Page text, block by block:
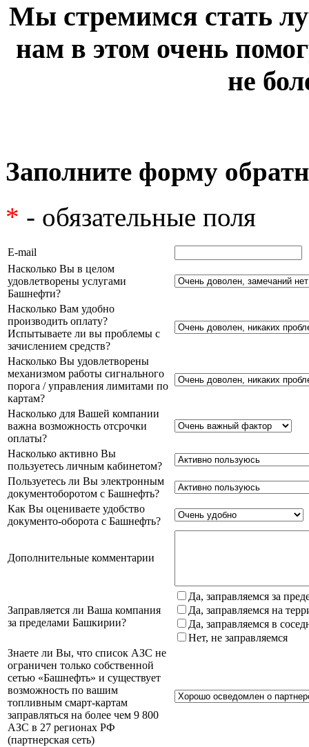
Мы стремимся стать
нам в этом очень
не
Заполните форму
* - обязательные поля
E-mail
Насколько Вы в целом
удовлетворены услугами
Башнефти?
Насколько Вам удобно
производить оплату?
Испытываете ли вы проблемы с
зачислением средств?
Насколько Вы удовлетворены
механизмом работы сигнального
порога / управления лимитами по
картам?
Насколько для Вашей компании
важна возможность отсрочки
оплаты?
Насколько активно Вы
пользуетесь личным кабинетом?
Пользуетесь ли Вы электронным
документоборотом с Башнефть?
Как Вы оцениваете удобство
документо-оборота с Башнефть?
Дополнительные комментарии
Заправляется ли Ваша компания
за пределами Башкирии?
Да, заправляемся за
Да, заправляемся на
Да, заправляемся в
Нет, не заправляемся
Знаете ли Вы, что список АЗС не
ограничен только собственной
сетью «Башнефть» и существует
возможность по вашим
топливным смарт-картам
заправляться на более чем 9 800
АЗС в 27 регионах РФ
(партнерская сеть)